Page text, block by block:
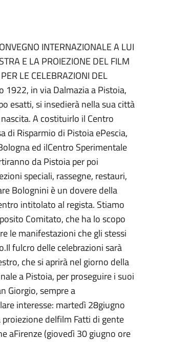
INTERNAZIONALE A LUI
E LA PROIEZIONE DEL FILM
LE CELEBRAZIONI DEL
1922, in via Dalmazia a Pistoia,
esatti, si insedierà nella sua città
A costituirlo il Centro
di Risparmio di Pistoia ePescia,
ed ilCentro Sperimentale
da Pistoia per poi
speciali, rassegne, restauri,
Bolognini è un dovere della
intitolato al regista. Stiamo
Comitato, che ha lo scopo
le manifestazioni che gli stessi
fulcro delle celebrazioni sarà
che si aprirà nel giorno della
a Pistoia, per proseguire i suoi
Giorgio, sempre a
interesse: martedì 28giugno
delfilm Fatti di gente
aFirenze (giovedì 30 giugno ore